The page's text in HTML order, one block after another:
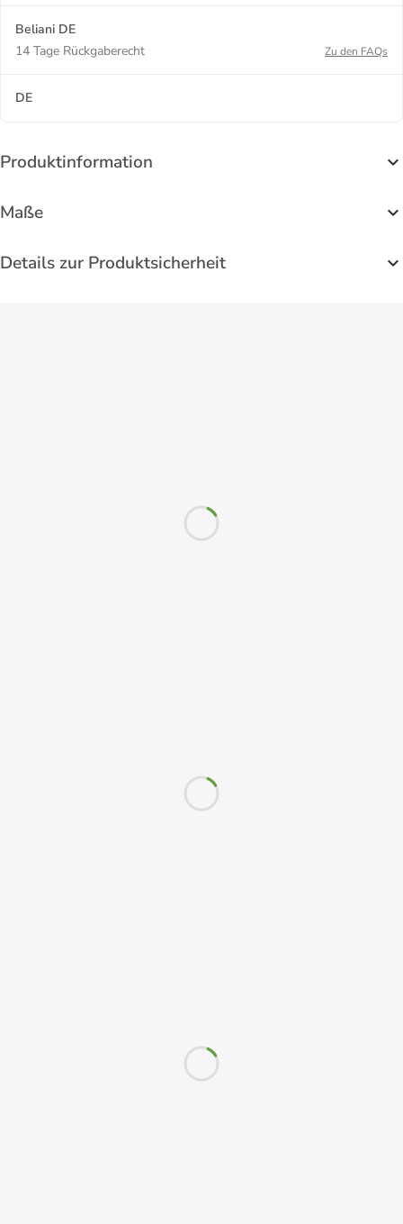
Beliani DE
14 Tage Rückgaberecht
Zu den FAQs
DE
Produktinformation
Maße
Details zur Produktsicherheit